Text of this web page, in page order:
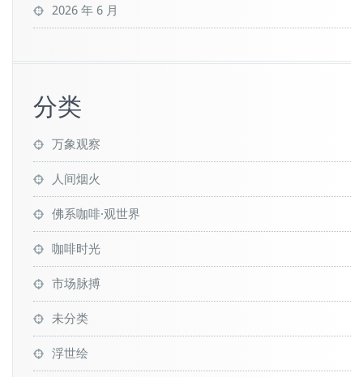
2026 年 6 月
分类
万象观察
人间烟火
佛系咖啡·观世界
咖啡时光
市场脉搏
未分类
浮世绘